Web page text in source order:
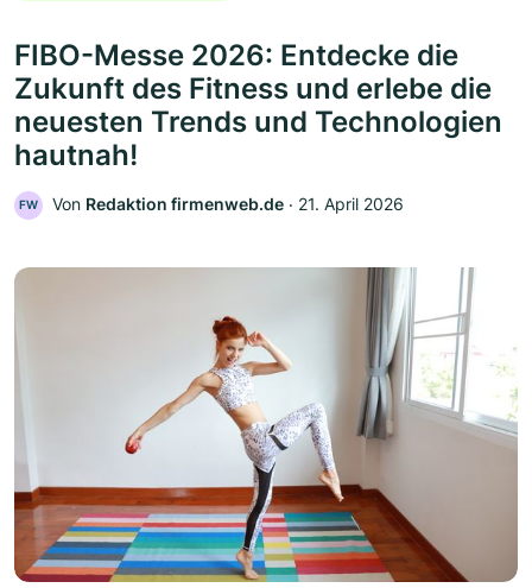
FIBO-Messe 2026: Entdecke die
Zukunft des Fitness und erlebe die
neuesten Trends und Technologien
hautnah!
FW Von Redaktion firmenweb.de ‧ 21. April 2026